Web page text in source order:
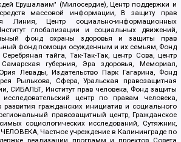
Ерушалаим" (Милосердие), Центр поддержки и
массовой информации, В защиту прав
Линия, Центр социально-информационных
глобализации и социальных движений,
фонд охраны здоровья и защиты прав
фонд помощи осужденным и их семьям, Фонд
тайга, Так-Так-Так, центр Сова, центр
губерния, Эра здоровья, Мемориал,
Левады, Издательство Парк Гагарина, Фонд
Рылькова, Сфера, Уральская правозащитная
СИБАЛЬТ, Институт прав человека, Фонд защиты
исследовательский центр по правам человека,
развития гражданских инициатив и социального
правозащитный центр, Гражданское
социологических исследований, Сутяжник,
Частное учреждение в Калининграде по